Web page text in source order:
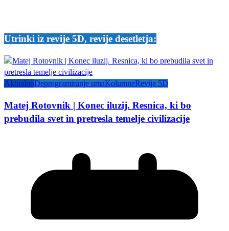
Utrinki iz revije 5D, revije desetletja:
AktualnoDeprogramiranje umaKolumneRevija 5D
Matej Rotovnik | Konec iluzij. Resnica, ki bo
prebudila svet in pretresla temelje civilizacije